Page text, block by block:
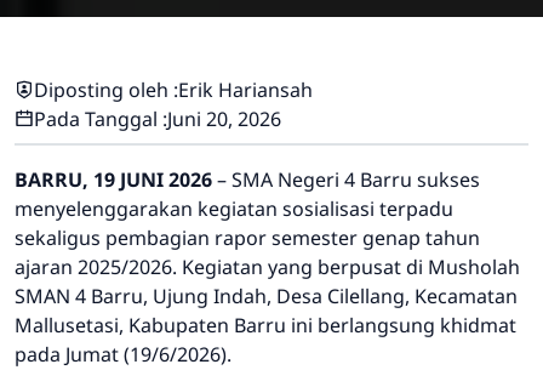
Diposting oleh :Erik Hariansah
Pada Tanggal :Juni 20, 2026
BARRU, 19 JUNI 2026– SMA Negeri 4 Barru sukses
menyelenggarakan kegiatan sosialisasi terpadu
sekaligus pembagian rapor semester genap tahun
ajaran 2025/2026. Kegiatan yang berpusat di Musholah
SMAN 4 Barru, Ujung Indah, Desa Cilellang, Kecamatan
Mallusetasi, Kabupaten Barru ini berlangsung khidmat
pada Jumat (19/6/2026).